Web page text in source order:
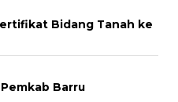
Bidang Tanah ke
Barru